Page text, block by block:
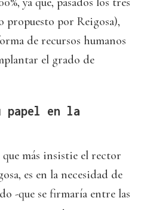
propuesto por Reigosa),
de recursos humanos
el grado de
papel en la
más insistie el rector
es en la necesidad de
-que se firmaría entre las